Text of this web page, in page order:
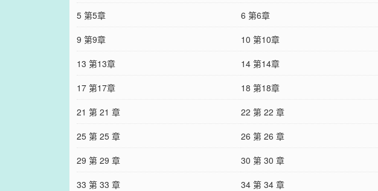
5 第5章
6 第6章
9 第9章
10 第10章
13 第13章
14 第14章
17 第17章
18 第18章
21 第 21 章
22 第 22 章
25 第 25 章
26 第 26 章
29 第 29 章
30 第 30 章
33 第 33 章
34 第 34 章